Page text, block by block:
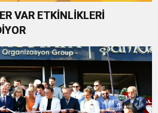
VAR ETKİNLİKLERİ